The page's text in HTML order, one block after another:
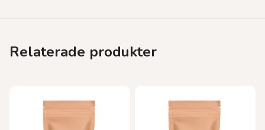
Relaterade produkter